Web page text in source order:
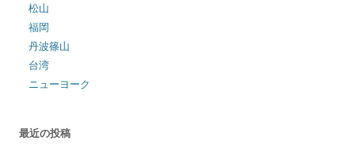
松山
福岡
丹波篠山
台湾
ニューヨーク
最近の投稿